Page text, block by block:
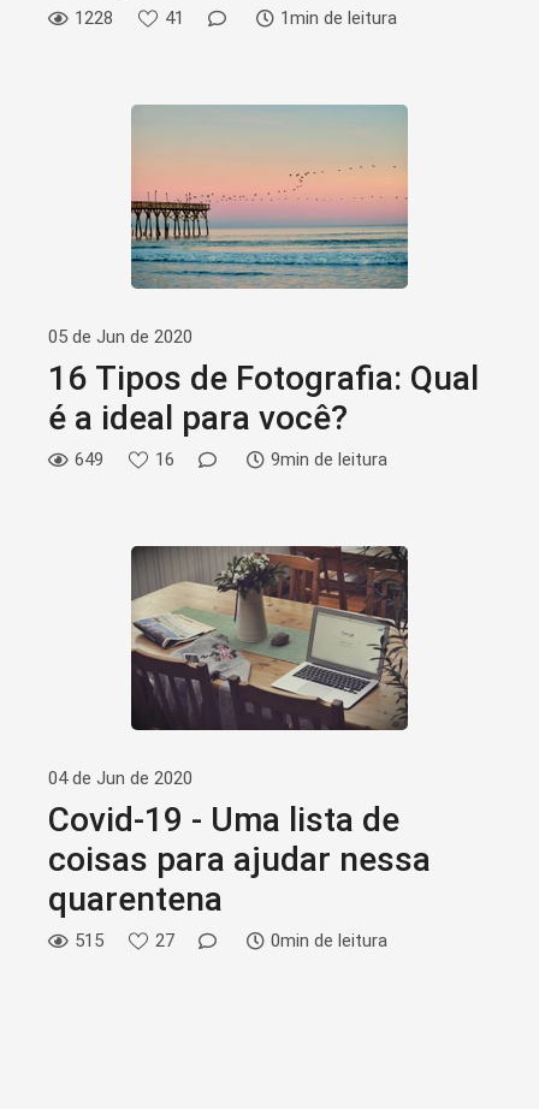
1228 41 1min de leitura
05 de Jun de 2020
16 Tipos de Fotografia: Qual
é a ideal para você?
649 16 9min de leitura
04 de Jun de 2020
Covid-19 - Uma lista de
coisas para ajudar nessa
quarentena
515 27 0min de leitura